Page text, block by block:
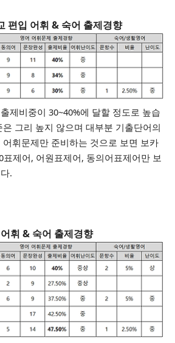
편입 어휘 & 숙어 출제경향
제비중이 30~40%에 달할 정도로 높습
그리 높지 않으며 대부분 기출단어의
어휘문제만 준비하는 것으로 보면 보카
표제어, 어원표제어, 동의어표제어만 보
.
휘 & 숙어 출제경향